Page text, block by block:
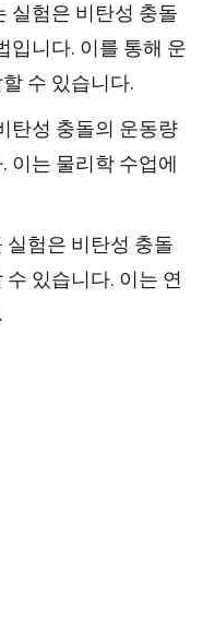
실험은 비탄성 충돌
입니다. 이를 통해 운
수 있습니다.
탄성 충돌의 운동량
이는 물리학 수업에
실험은 비탄성 충돌
있습니다. 이는 연